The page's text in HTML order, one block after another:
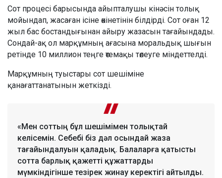
Сот процесі барысында айыпталушы кінәсін толық
мойындап, жасаған ісіне өкінетінін білдірді. Сот оған 12
жыл бас бостандығынан айыру жазасын тағайындады.
Сондай-ақ ол марқұмның ағасына моральдық шығын
ретінде 10 миллион теңге өтемақы төлеуге міндеттелді.
Марқұмның туыстары сот шешіміне
қанағаттанатынын жеткізді.
«Мен соттың бұл шешімімен толықтай
келісемін. Себебі біз дәл осындай жаза
тағайындалуын қаладық. Балаларға қатысты
сотта барлық қажетті құжаттарды
мүмкіндігінше тезірек жинау керектігі айтылды.